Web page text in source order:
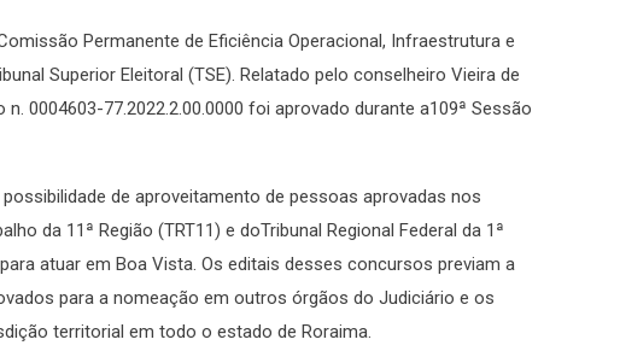
Permanente de Eficiência Operacional, Infraestrutura e
Superior Eleitoral (TSE). Relatado pelo conselheiro Vieira de
0004603-77.2022.2.00.0000 foi aprovado durante a109ª Sessão
de aproveitamento de pessoas aprovadas nos
da 11ª Região (TRT11) e doTribunal Regional Federal da 1ª
atuar em Boa Vista. Os editais desses concursos previam a
para a nomeação em outros órgãos do Judiciário e os
territorial em todo o estado de Roraima.